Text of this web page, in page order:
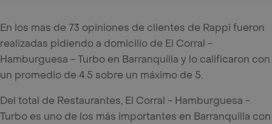
En los mas de 73 opiniones de clientes de Rappi fueron
realizadas pidiendo a domicilio de El Corral -
Hamburguesa - Turbo en Barranquilla y lo calificaron con
un promedio de 4.5 sobre un máximo de 5.
Del total de Restaurantes, El Corral - Hamburguesa -
Turbo es uno de los más importantes en Barranquilla con